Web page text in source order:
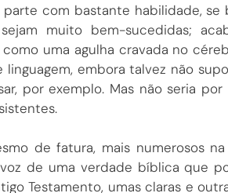
parte com bastante habilidade,
muito bem-sucedidas;
uma agulha cravada no
linguagem, embora talvez não
por exemplo. Mas não seria por
de fatura, mais numerosos
de uma verdade bíblica que
Testamento, umas claras e